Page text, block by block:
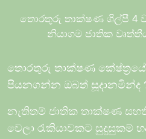
තොරතුරු තාක්ෂණ ශිල්පී 4
නියාගම ජාතික
තොරතුරු තාක්ෂණ
පියනගන්න ඔබත් සූදානමින්ද
නැතිතම් ජාතික තාක්ෂණ
වෙලා රැකියාවකට සුදුසුකම්